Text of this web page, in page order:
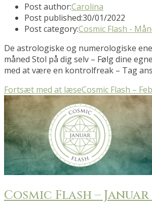
Post author:Carolina
Post published:30/01/2022
Post category:Cosmic Flash -
De astrologiske og numerologiske
måned Stol på dig selv – Følg dine
med at være en kontrolfreak – Tag
Fortsæt med at læseCosmic Flash –
Cosmic Flash – Januar